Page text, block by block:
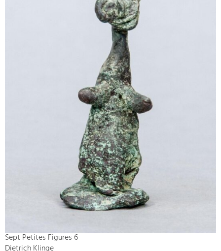
Sept Petites Figures 6
Dietrich Klinge